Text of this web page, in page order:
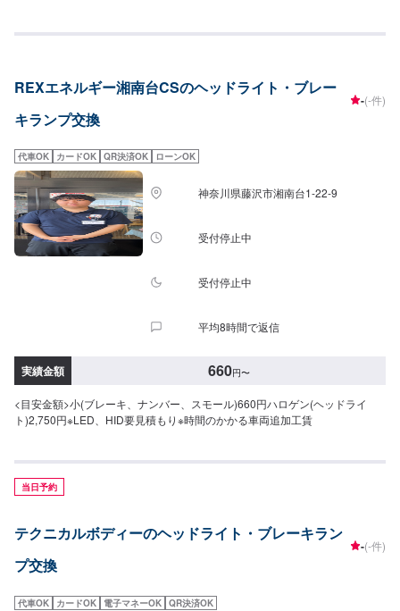
REXエネルギー湘南台CSのヘッドライト・ブレー
キランプ交換
-(-件)
代車OK カードOK QR決済OK ローンOK
神奈川県藤沢市湘南台1-22-9
受付停止中
受付停止中
平均8時間で返信
実績金額 660円〜
<目安金額>小(ブレーキ、ナンバー、スモール)660円ハロゲン(ヘッドライ
ト)2,750円※LED、HID要見積もり※時間のかかる車両追加工賃
当日予約
テクニカルボディーのヘッドライト・ブレーキラン
プ交換
-(-件)
代車OK カードOK 電子マネーOK QR決済OK